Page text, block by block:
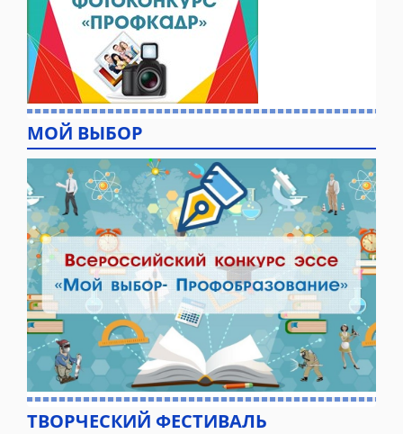
МОЙ ВЫБОР
ТВОРЧЕСКИЙ ФЕСТИВАЛЬ